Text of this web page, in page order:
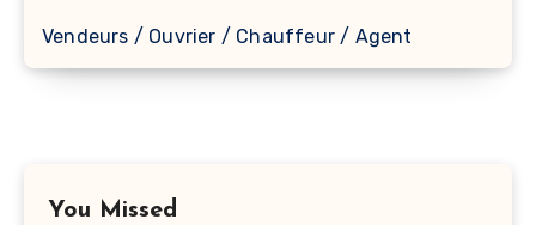
Vendeurs / Ouvrier / Chauffeur / Agent
You Missed